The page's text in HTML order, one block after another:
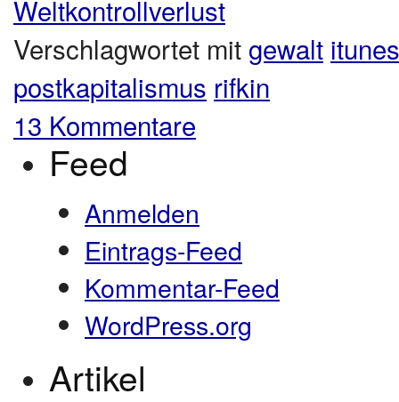
Weltkontrollverlust
Verschlagwortet mitgewalt itunes
postkapitalismus rifkin
13 Kommentare
Feed
Anmelden
Eintrags-Feed
Kommentar-Feed
WordPress.org
Artikel